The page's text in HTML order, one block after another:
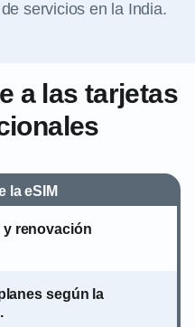
servicios en la India.
a las tarjetas
la eSIM
y renovación
según la